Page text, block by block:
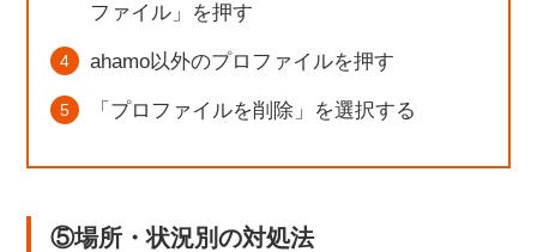
ファイル」を押す
ahamo以外のプロファイルを押す
「プロファイルを削除」を選択する
⑤場所・状況別の対処法